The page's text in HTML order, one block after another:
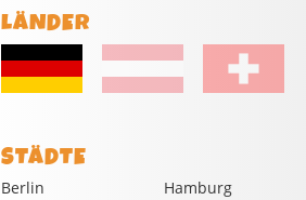
LÄNDER
STÄDTE
Berlin
Hamburg